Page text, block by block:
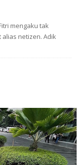
mengaku tak
netizen. Adik